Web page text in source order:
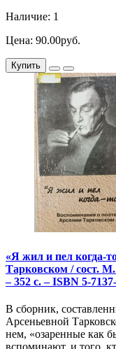
Наличие: 1
Цена: 90.00руб.
Купить
«Я жил и пел когда-
Тарковском / сост.
– 352 с. – ISBN 5-
В сборник,
Арсеньевной
нем, «озаренные как
вспоминают, и того,